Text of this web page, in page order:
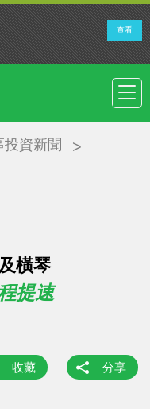
投資新聞
橫琴
提速
收藏 分享